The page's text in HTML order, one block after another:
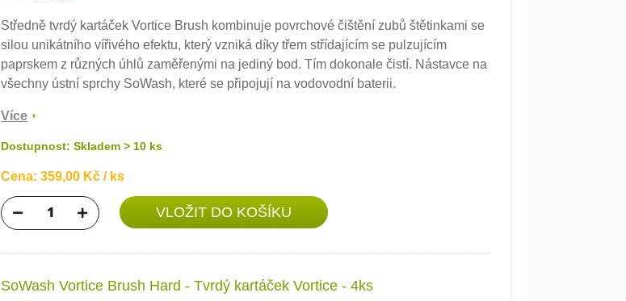
Středně tvrdý kartáček Vortice Brush kombinuje povrchové čištění zubů štětinkami se
silou unikátního vířivého efektu, který vzniká díky třem střídajícím se pulzujícím
paprskem z různých úhlů zaměřenými na jediný bod. Tím dokonale čistí. Nástavce na
všechny ústní sprchy SoWash, které se připojují na vodovodní baterii.
Více
Dostupnost: Skladem > 10 ks
Cena: 359,00 Kč / ks
SoWash Vortice Brush Hard - Tvrdý kartáček Vortice - 4ks